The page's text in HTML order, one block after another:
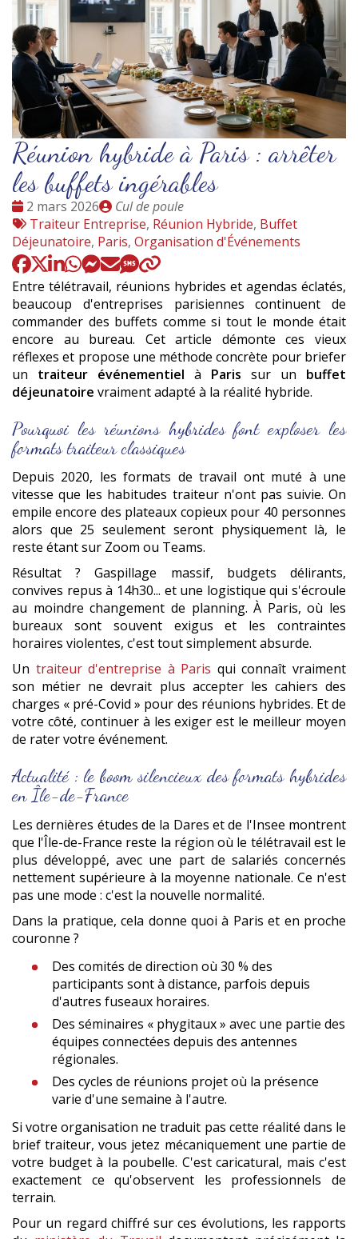
Réunion hybride à Paris : arrêter
les buffets ingérables
Date
:
2 mars 2026
Publié
par
Cul de poule
Tags
:
Traiteur Entreprise, Réunion Hybride, Buffet
Déjeunatoire, Paris, Organisation d'Événements
Entre télétravail, réunions hybrides et agendas éclatés,
beaucoup d'entreprises parisiennes continuent de
commander des buffets comme si tout le monde était
encore au bureau. Cet article démonte ces vieux
réflexes et propose une méthode concrète pour briefer
un traiteur événementiel à Paris sur un buffet
déjeunatoire vraiment adapté à la réalité hybride.
Pourquoi les réunions hybrides font exploser les
formats traiteur classiques
Depuis 2020, les formats de travail ont muté à une
vitesse que les habitudes traiteur n'ont pas suivie. On
empile encore des plateaux copieux pour 40 personnes
alors que 25 seulement seront physiquement là, le
reste étant sur Zoom ou Teams.
Résultat ? Gaspillage massif, budgets délirants,
convives repus à 14h30... et une logistique qui s'écroule
au moindre changement de planning. À Paris, où les
bureaux sont souvent exigus et les contraintes
horaires violentes, c'est tout simplement absurde.
Un traiteur d'entreprise à Paris qui connaît vraiment
son métier ne devrait plus accepter les cahiers des
charges « pré-Covid » pour des réunions hybrides. Et de
votre côté, continuer à les exiger est le meilleur moyen
de rater votre événement.
Actualité : le boom silencieux des formats hybrides
en Île-de-France
Les dernières études de la Dares et de l'Insee montrent
que l'Île-de-France reste la région où le télétravail est le
plus développé, avec une part de salariés concernés
nettement supérieure à la moyenne nationale. Ce n'est
pas une mode : c'est la nouvelle normalité.
Dans la pratique, cela donne quoi à Paris et en proche
couronne ?
Des comités de direction où 30 % des
participants sont à distance, parfois depuis
d'autres fuseaux horaires.
Des séminaires « phygitaux » avec une partie des
équipes connectées depuis des antennes
régionales.
Des cycles de réunions projet où la présence
varie d'une semaine à l'autre.
Si votre organisation ne traduit pas cette réalité dans le
brief traiteur, vous jetez mécaniquement une partie de
votre budget à la poubelle. C'est caricatural, mais c'est
exactement ce qu'observent les professionnels de
terrain.
Pour un regard chiffré sur ces évolutions, les rapports